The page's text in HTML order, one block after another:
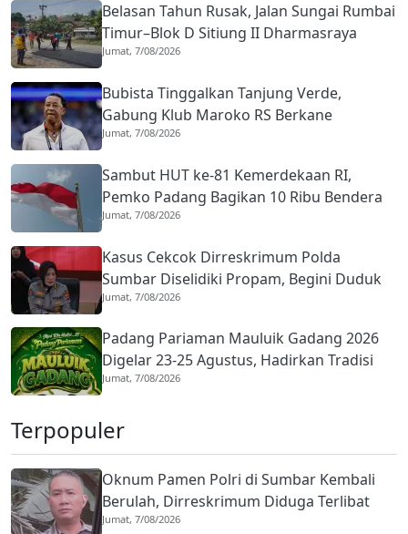
Belasan Tahun Rusak, Jalan Sungai Rumbai
Timur–Blok D Sitiung II Dharmasraya
Mulai Diaspal
Jumat, 7/08/2026
Bubista Tinggalkan Tanjung Verde,
Gabung Klub Maroko RS Berkane
Jumat, 7/08/2026
Sambut HUT ke-81 Kemerdekaan RI,
Pemko Padang Bagikan 10 Ribu Bendera
Merah Putih
Jumat, 7/08/2026
Kasus Cekcok Dirreskrimum Polda
Sumbar Diselidiki Propam, Begini Duduk
Perkaranya
Jumat, 7/08/2026
Padang Pariaman Mauluik Gadang 2026
Digelar 23-25 Agustus, Hadirkan Tradisi
Islam dan Budaya Minangkabau
Jumat, 7/08/2026
Terpopuler
Oknum Pamen Polri di Sumbar Kembali
Berulah, Dirreskrimum Diduga Terlibat
Kekerasan dengan Seorang Sopir
Jumat, 7/08/2026